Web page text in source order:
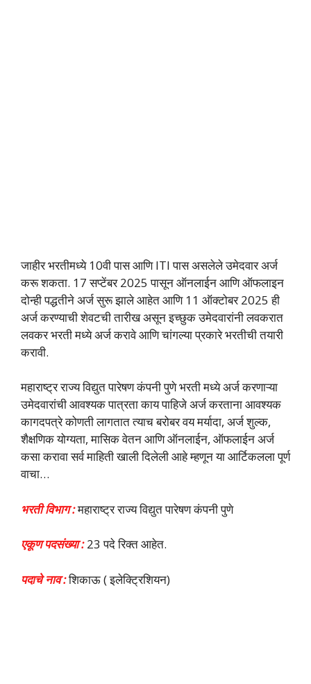
जाहीर भरतीमध्ये 10वी पास आणि ITI पास असलेले उमेदवार अर्ज
करू शकता. 17 सप्टेंबर 2025 पासून ऑनलाईन आणि ऑफलाइन
दोन्ही पद्धतीने अर्ज सुरू झाले आहेत आणि 11 ऑक्टोबर 2025 ही
अर्ज करण्याची शेवटची तारीख असून इच्छुक उमेदवारांनी लवकरात
लवकर भरती मध्ये अर्ज करावे आणि चांगल्या प्रकारे भरतीची तयारी
करावी.
महाराष्ट्र राज्य विद्युत पारेषण कंपनी पुणे भरती मध्ये अर्ज करणाऱ्या
उमेदवारांची आवश्यक पात्रता काय पाहिजे अर्ज करताना आवश्यक
कागदपत्रे कोणती लागतात त्याच बरोबर वय मर्यादा, अर्ज शुल्क,
शैक्षणिक योग्यता, मासिक वेतन आणि ऑनलाईन, ऑफलाईन अर्ज
कसा करावा सर्व माहिती खाली दिलेली आहे म्हणून या आर्टिकलला पूर्ण
वाचा…
भरती विभाग :महाराष्ट्र राज्य विद्युत पारेषण कंपनी पुणे
एकूण पदसंख्या :23 पदे रिक्त आहेत.
पदाचे नाव :शिकाऊ ( इलेक्ट्रिशियन)